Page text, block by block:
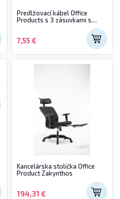
Predlžovací kábel Office
Products s 3 zásuvkami s
7,55 €
Kancelárska stolička Office
Product Zakynthos
194,31 €